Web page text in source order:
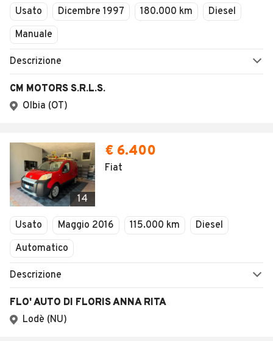
Usato Dicembre 1997 180.000 km
Diesel
Manuale
Descrizione
CM MOTORS S.R.L.S.
Olbia (OT)
14
€ 6.400
Fiat
Usato Maggio 2016 115.000 km
Diesel
Automatico
Descrizione
FLO' AUTO DI FLORIS ANNA RITA
Lodè (NU)